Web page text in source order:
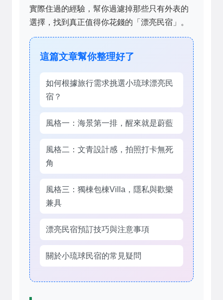
實際住過的經驗，幫你過濾掉那些只有外表的
選擇，找到真正值得你花錢的「漂亮民宿」。
這篇文章幫你整理好了
如何根據旅行需求挑選小琉球漂亮民
宿？
風格一：海景第一排，醒來就是蔚藍
風格二：文青設計感，拍照打卡無死
角
風格三：獨棟包棟Villa，隱私與歡樂
兼具
漂亮民宿預訂技巧與注意事項
關於小琉球民宿的常見疑問